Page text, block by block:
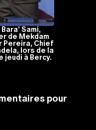
Sami,
de Mekdam
Pereira, Chief
lors de la
jeudi à Bercy.
pour